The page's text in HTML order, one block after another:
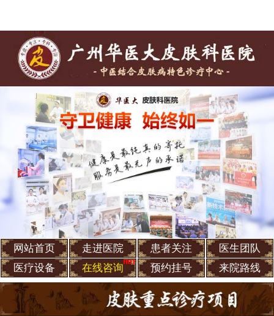
网站首页 走进医院 患者关注
医生团队
医疗设备
在线咨询 预约挂号 来院路线